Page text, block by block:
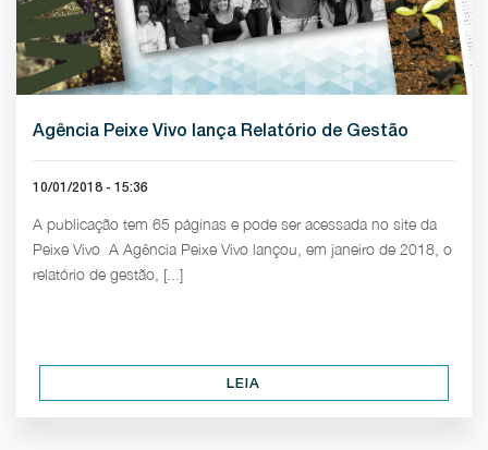
Agência Peixe Vivo lança Relatório de Gestão
10/01/2018 - 15:36
A publicação tem 65 páginas e pode ser acessada no site da
Peixe Vivo A Agência Peixe Vivo lançou, em janeiro de 2018, o
relatório de gestão, [...]
LEIA